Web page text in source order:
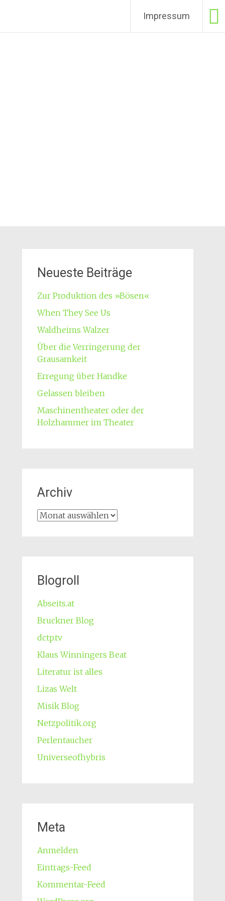
Impressum
Neueste Beiträge
Zur Produktion des »Bösen«
When They See Us
Waldheims Walzer
Über die Verringerung der
Grausamkeit
Erregung über Handke
Gelassen bleiben
Maschinentheater oder der
Holzhammer im Theater
Archiv
Archiv
Blogroll
Abseits.at
Bruckner Blog
dctp.tv
Klaus Winningers Beat
Literatur ist alles
Lizas Welt
Misik Blog
Netzpolitik.org
Perlentaucher
Universeofhybris
Meta
Anmelden
Eintrags-Feed
Kommentar-Feed